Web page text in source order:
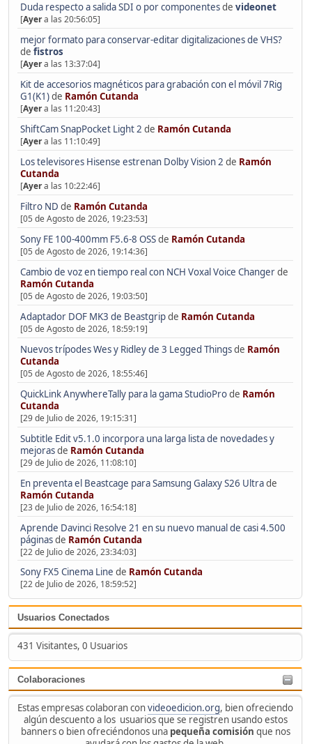
Duda respecto a salida SDI o por componentesde videonet
[Ayera las 20:56:05]
mejor formato para conservar-editar digitalizaciones de VHS?
de fistros
[Ayera las 13:37:04]
Kit de accesorios magnéticos para grabación con el móvil 7Rig
G1(K1)de Ramón Cutanda
[Ayera las 11:20:43]
ShiftCam SnapPocket Light 2 de Ramón Cutanda
[Ayera las 11:10:49]
Los televisores Hisense estrenan Dolby Vision 2 de Ramón
Cutanda
[Ayera las 10:22:46]
Filtro ND de Ramón Cutanda
[05 de Agosto de 2026, 19:23:53]
Sony FE 100-400mm F5.6-8 OSSde Ramón Cutanda
[05 de Agosto de 2026, 19:14:36]
Cambio de voz en tiempo real con NCH Voxal Voice Changerde
Ramón Cutanda
[05 de Agosto de 2026, 19:03:50]
Adaptador DOF MK3 de Beastgripde Ramón Cutanda
[05 de Agosto de 2026, 18:59:19]
Nuevos trípodes Wes y Ridley de 3 Legged Thingsde Ramón
Cutanda
[05 de Agosto de 2026, 18:55:46]
QuickLink AnywhereTally para la gama StudioProde Ramón
Cutanda
[29 de Julio de 2026, 19:15:31]
Subtitle Edit v5.1.0 incorpora una larga lista de novedades y
mejorasde Ramón Cutanda
[29 de Julio de 2026, 11:08:10]
En preventa el Beastcage para Samsung Galaxy S26 Ultrade
Ramón Cutanda
[23 de Julio de 2026, 16:54:18]
Aprende Davinci Resolve 21 en su nuevo manual de casi 4.500
páginasde Ramón Cutanda
[22 de Julio de 2026, 23:34:03]
Sony FX5 Cinema Line de Ramón Cutanda
[22 de Julio de 2026, 18:59:52]
Usuarios Conectados
431 Visitantes, 0 Usuarios
Colaboraciones
Estas empresas colaboran convideoedicion.org, bien ofreciendo
algún descuento a los usuarios que se registren usando estos
banners o bien ofreciéndonos una pequeña comisión que nos